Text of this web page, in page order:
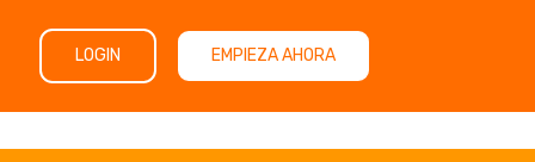
LOGIN EMPIEZA AHORA